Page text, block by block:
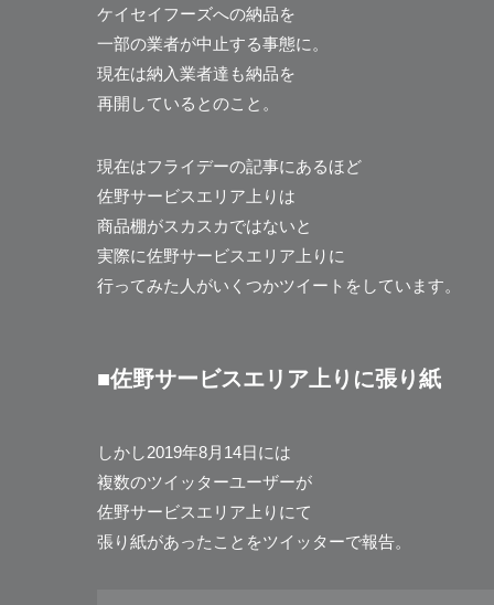
ケイセイフーズへの納品を
一部の業者が中止する事態に。
現在は納入業者達も納品を
再開しているとのこと。
現在はフライデーの記事にあるほど
佐野サービスエリア上りは
商品棚がスカスカではないと
実際に佐野サービスエリア上りに
行ってみた人がいくつかツイートをしています。
■佐野サービスエリア上りに張り紙
しかし2019年8月14日には
複数のツイッターユーザーが
佐野サービスエリア上りにて
張り紙があったことをツイッターで報告。